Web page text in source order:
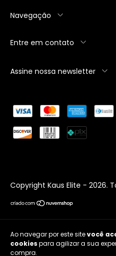
Ao navegar por este sitevocê
cookiespara agilizar a sua
compra.
Navegação
Entre em contato
Assine nossa newsletter
Copyright Kaus Elite - 2026.